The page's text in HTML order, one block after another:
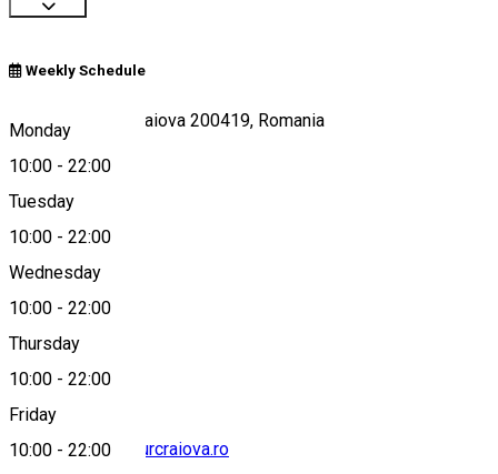
Weekly Schedule
Monday
10:00 - 22:00
Tuesday
10:00 - 22:00
Wednesday
10:00 - 22:00
Thursday
10:00 - 22:00
Friday
10:00 - 22:00
Calea Unirii 14, Craiova 200419, Romania
Map
marketing@mercurcraiova.ro